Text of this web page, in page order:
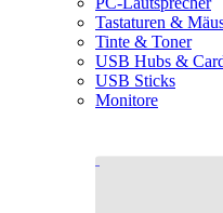
Tastaturen &
Tinte & Toner
USB Hubs &
USB Sticks
Monitore